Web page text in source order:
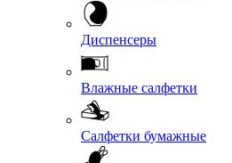
Диспенсеры
Влажные салфетки
Салфетки бумажные